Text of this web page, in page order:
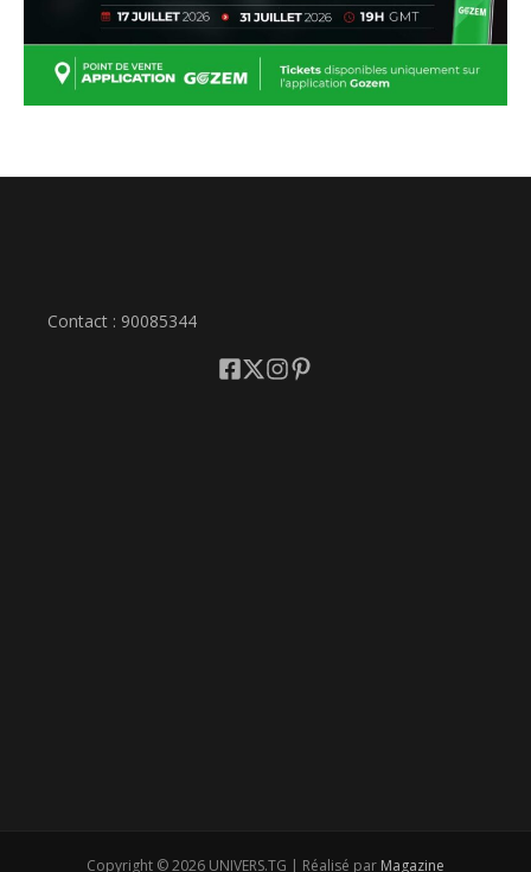
Contact : 90085344
Copyright © 2026 UNIVERS.TG | Réalisé par Magazine